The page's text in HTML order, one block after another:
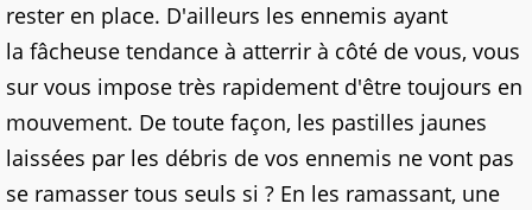
rester en place. D'ailleurs les ennemis ayant
la fâcheuse tendance à atterrir à côté de vous, vous
sur vous impose très rapidement d'être toujours en
mouvement. De toute façon, les pastilles jaunes
laissées par les débris de vos ennemis ne vont pas
se ramasser tous seuls si ? En les ramassant, une